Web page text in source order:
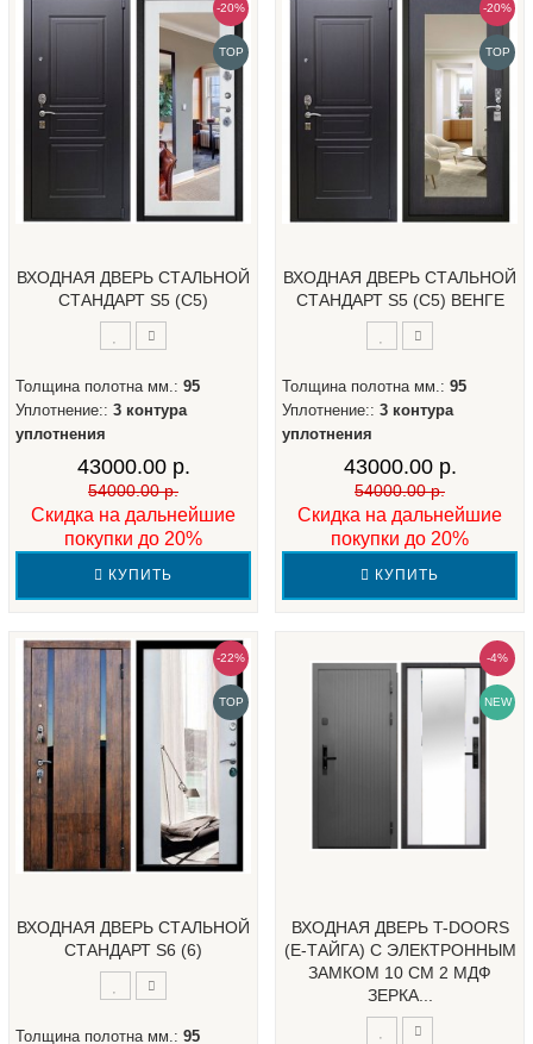
-20%
TOP
ВХОДНАЯ ДВЕРЬ СТАЛЬНОЙ
СТАНДАРТ S5 (С5)
Толщина полотна мм.: 95
Уплотнение:: 3 контура
уплотнения
43000.00 р.
54000.00 р.
Скидка на дальнейшие
покупки до 20%
КУПИТЬ
-20%
TOP
ВХОДНАЯ ДВЕРЬ СТАЛЬНОЙ
СТАНДАРТ S5 (С5) ВЕНГЕ
Толщина полотна мм.: 95
Уплотнение:: 3 контура
уплотнения
43000.00 р.
54000.00 р.
Скидка на дальнейшие
покупки до 20%
КУПИТЬ
-22%
TOP
ВХОДНАЯ ДВЕРЬ СТАЛЬНОЙ
СТАНДАРТ S6 (6)
Толщина полотна мм.: 95
-4%
NEW
ВХОДНАЯ ДВЕРЬ T-DOORS
(Е-ТАЙГА) С ЭЛЕКТРОННЫМ
ЗАМКОМ 10 СМ 2 МДФ
ЗЕРКА...